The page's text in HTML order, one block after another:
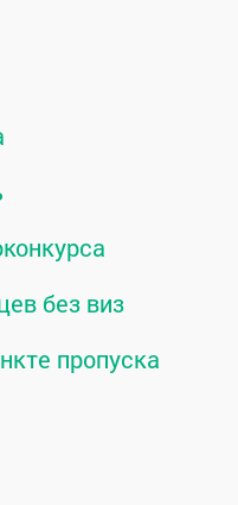
без виз
пропуска